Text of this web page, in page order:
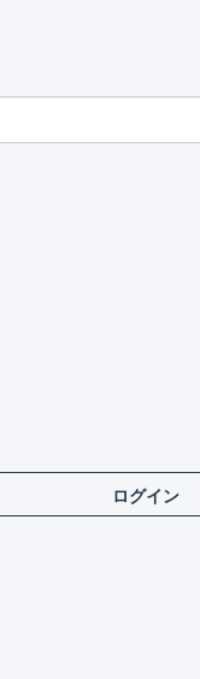
ログイン
領収書に「取引内容」と「
内容」と
ますので、そちらに
詳細画面から編集